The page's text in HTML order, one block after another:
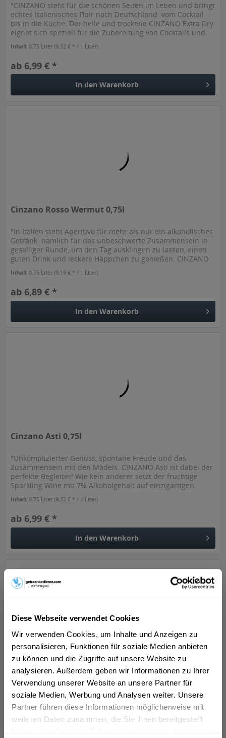
Diese Webseite verwendet Cookies
Wir verwenden Cookies, um Inhalte und Anzeigen zu
personalisieren, Funktionen für soziale Medien anbieten
zu können und die Zugriffe auf unsere Website zu
analysieren. Außerdem geben wir Informationen zu Ihrer
Verwendung unserer Website an unsere Partner für
soziale Medien, Werbung und Analysen weiter. Unsere
Partner führen diese Informationen möglicherweise mit
weiteren Daten zusammen, die Sie ihnen bereitgestellt
"CINZANO steht für die schönen Seiten im Leben und bringt
echtes italienisches Flair nach Deutschland  vom Cocktail
bis in die Küche. Der helle und trockene CINZANO Extra Dry
eignet sich speziell für die Zubereitung von Cocktails und...
Inhalt0.75 Liter(9,32 € * / 1 Liter)
ab 6,99 € *
In den Warenkorb
Cinzano Rosso Wermut 0,75l
"In Italien steht Aperitivo für mehr als nur ein alkoholisches
Getränk  nämlich für das unbeschwerte Zusammensein in
geselliger Runde, um den Tag ausklingen zu lassen, einen
guten Drink und leckere Häppchen zu genießen. CINZANO
Inhalt0.75 Liter(9,19 € * / 1 Liter)
ab 6,89 € *
In den Warenkorb
Cinzano Asti 0,75l
"Unkomplizierter Genuss, spontane Freude und das
Zusammensein mit den Mädels. CINZANO Asti ist dabei der
perfekte Begleiter! Wie kein anderer setzt der fruchtige
Sparkling Wine mit 7% Alkoholgehalt auf einzigartigen
Inhalt0.75 Liter(9,32 € * / 1 Liter)
ab 6,99 € *
In den Warenkorb
Ficken Jostabeeren Likör Pack 20 x 0,02l
"Was ist eigentlich ficken? ... und wie kommt man drauf, ein
alkoholisches Getränk so zu nennen? Eine echte
Schnapsidee, so könnte man es nennen! Doch der Ansatz,
um einen Schnaps ein Comedy-Format zu basteln, mit
einem provokanten Namen...